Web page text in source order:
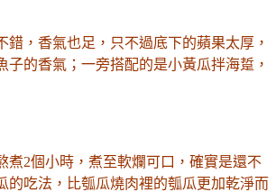
錯，香氣也足，只不過底下的蘋果太厚，
子的香氣；一旁搭配的是小黃瓜拌海踅，
煮2個小時，煮至軟爛可口，確實是還不
的吃法，比瓠瓜燒肉裡的瓠瓜更加乾淨而